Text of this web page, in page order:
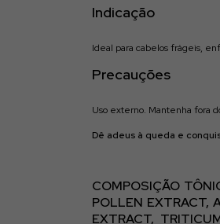
Indicação
Ideal para cabelos frágeis,
Precauções
Uso externo. Mantenha fora
Dê adeus à queda e
COMPOSIÇÃO
POLLEN EXTRACT,
EXTRACT,